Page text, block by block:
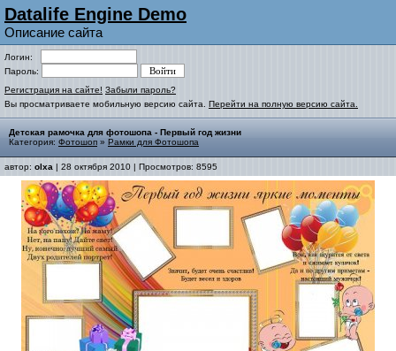
Datalife Engine Demo
Описание сайта
Логин:
Пароль:
Регистрация на сайте! Забыли пароль?
Вы просматриваете мобильную версию сайта. Перейти на полную версию сайта.
Детская рамочка для фотошопа - Первый год жизни
Категория: Фотошоп » Рамки для Фотошопа
автор: olxa | 28 октября 2010 | Просмотров: 8595